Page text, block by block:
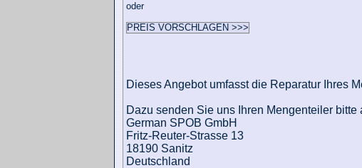
oder
PREIS VORSCHLAGEN >>>
Dieses Angebot umfasst die Reparatur Ihres
Dazu senden Sie uns Ihren Mengenteiler bitte
German SPOB GmbH
Fritz-Reuter-Strasse 13
18190 Sanitz
Deutschland